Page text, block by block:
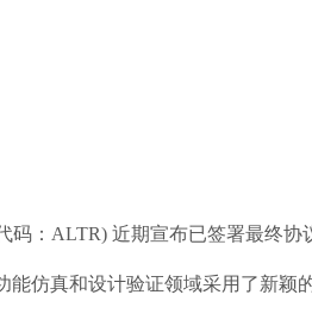
码：ALTR) 近期宣布已签署最终协
能仿真和设计验证领域采用了新颖